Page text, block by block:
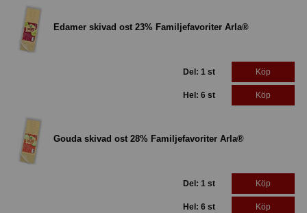
Edamer skivad ost 23% Familjefavoriter Arla®
Del: 1 st Köp
Hel: 6 st Köp
Gouda skivad ost 28% Familjefavoriter Arla®
Del: 1 st Köp
Hel: 6 st Köp